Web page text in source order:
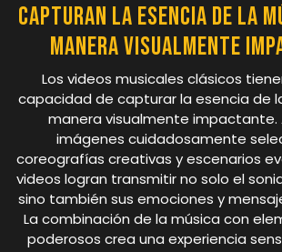
Capturan la esencia de la
manera visualmente
Los videos musicales clásicos
capacidad de capturar la esencia de
manera visualmente impactante.
imágenes cuidadosamente
coreografías creativas y escenarios
videos logran transmitir no solo el
sino también sus emociones y
La combinación de la música con
poderosos crea una experiencia